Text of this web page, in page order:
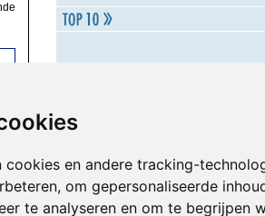
cookies en andere tracking-
om gepersonaliseerde
te analyseren en om te begrijpen